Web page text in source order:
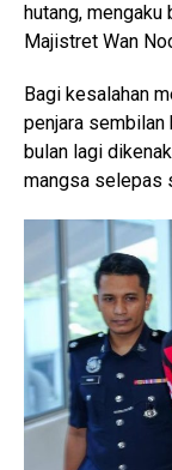
hutang, mengaku
Majistret Wan
Bagi kesalahan
penjara sembilan
bulan lagi
mangsa selepas